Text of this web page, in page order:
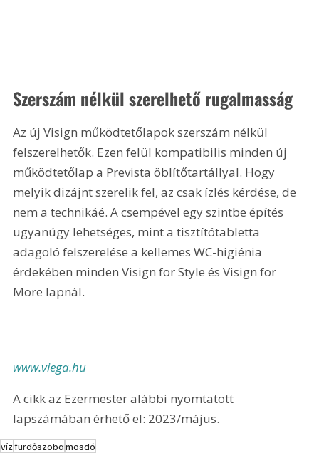
Szerszám nélkül szerelhető rugalmasság
Az új Visign működtetőlapok szerszám nélkül
felszerelhetők. Ezen felül kompatibilis minden új
működtetőlap a Prevista öblítőtartállyal. Hogy
melyik dizájnt szerelik fel, az csak ízlés kérdése, de
nem a technikáé. A csempével egy szintbe építés
ugyanúgy lehetséges, mint a tisztítótabletta
adagoló felszerelése a kellemes WC-higiénia
érdekében minden Visign for Style és Visign for
More lapnál.
www.viega.hu
A cikk az Ezermester alábbi nyomtatott
lapszámában érhető el: 2023/május.
vízfürdőszobamosdó